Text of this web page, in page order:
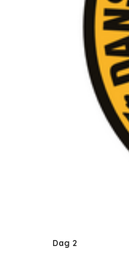
Dag 2